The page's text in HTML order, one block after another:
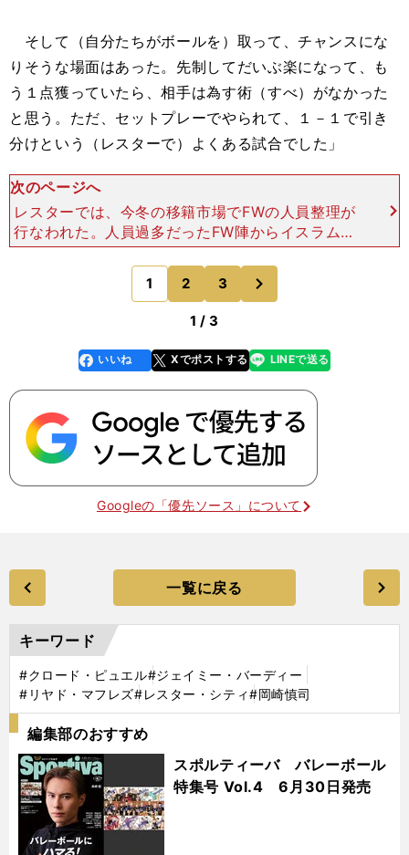
そして（自分たちがボールを）取って、チャンスにな
りそうな場面はあった。先制してだいぶ楽になって、も
う１点獲っていたら、相手は為す術（すべ）がなかった
と思う。ただ、セットプレーでやられて、１－１で引き
分けという（レスターで）よくある試合でした」
次のページへ
レスターでは、今冬の移籍市場でFWの人員整理が
行なわれた。人員過多だったFW陣からイスラム・
スリマニ（→ニューカッスル・ユナイテッドへレン
タル）、レオナルド・ウジョア（→ブライトンへレ
ンタル）、アーメ
1 2 3
1 / 3
faceboo
k
いいね Xでポストする
line LINEで送る
Googleの「優先ソース」について
一覧に戻る
キーワード
#クロード・ピュエル#ジェイミー・バーディー
#リヤド・マフレズ#レスター・シティ#岡崎慎司
編集部のおすすめ
スポルティーバ バレーボール
特集号 Vol.4 6月30日発売